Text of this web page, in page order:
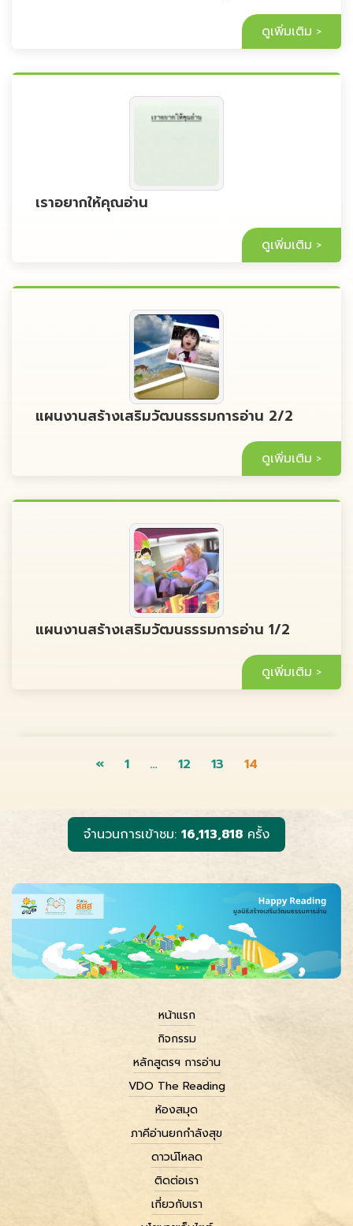
ดูเพิ่มเติม
เราอยากให้คุณอ่าน
ดูเพิ่มเติม
แผนงานสร้างเสริมวัฒนธรรมการอ่าน 2/2
ดูเพิ่มเติม
แผนงานสร้างเสริมวัฒนธรรมการอ่าน 1/2
ดูเพิ่มเติม
« 1 … 12 13 14
จำนวนการเข้าชม: 16,113,818 ครั้ง
หน้าแรก
กิจกรรม
หลักสูตรฯ การอ่าน
VDO The Reading
ห้องสมุด
ภาคีอ่านยกกำลังสุข
ดาวน์โหลด
ติดต่อเรา
เกี่ยวกับเรา